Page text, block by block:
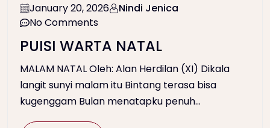
January 20, 2026
Nindi Jenica
No Comments
PUISI WARTA NATAL
MALAM NATAL Oleh: Alan Herdilan (XI) Dikala
langit sunyi malam itu Bintang terasa bisa
kugenggam Bulan menatapku penuh...